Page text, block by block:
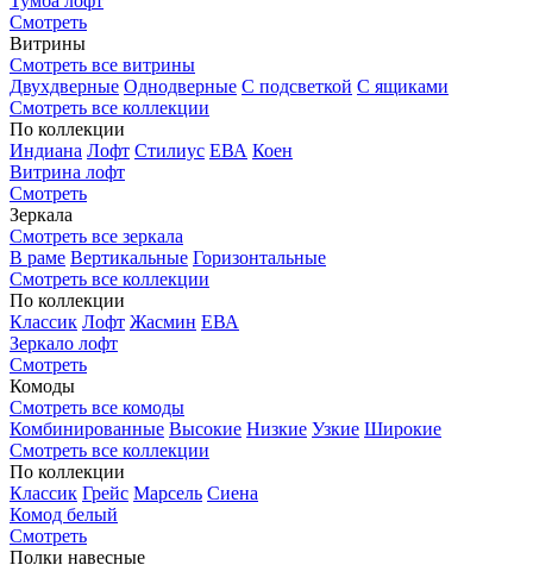
Смотреть
Витрины
Смотреть все витрины
Двухдверные Однодверные С подсветкой С ящиками
Смотреть все коллекции
По коллекции
Индиана Лофт Стилиус ЕВА Коен
Витрина лофт
Смотреть
Зеркала
Смотреть все зеркала
В раме Вертикальные Горизонтальные
Смотреть все коллекции
По коллекции
Классик Лофт Жасмин ЕВА
Зеркало лофт
Смотреть
Комоды
Смотреть все комоды
Комбинированные Высокие Низкие Узкие Широкие
Смотреть все коллекции
По коллекции
Классик Грейс Марсель Сиена
Комод белый
Смотреть
Полки навесные